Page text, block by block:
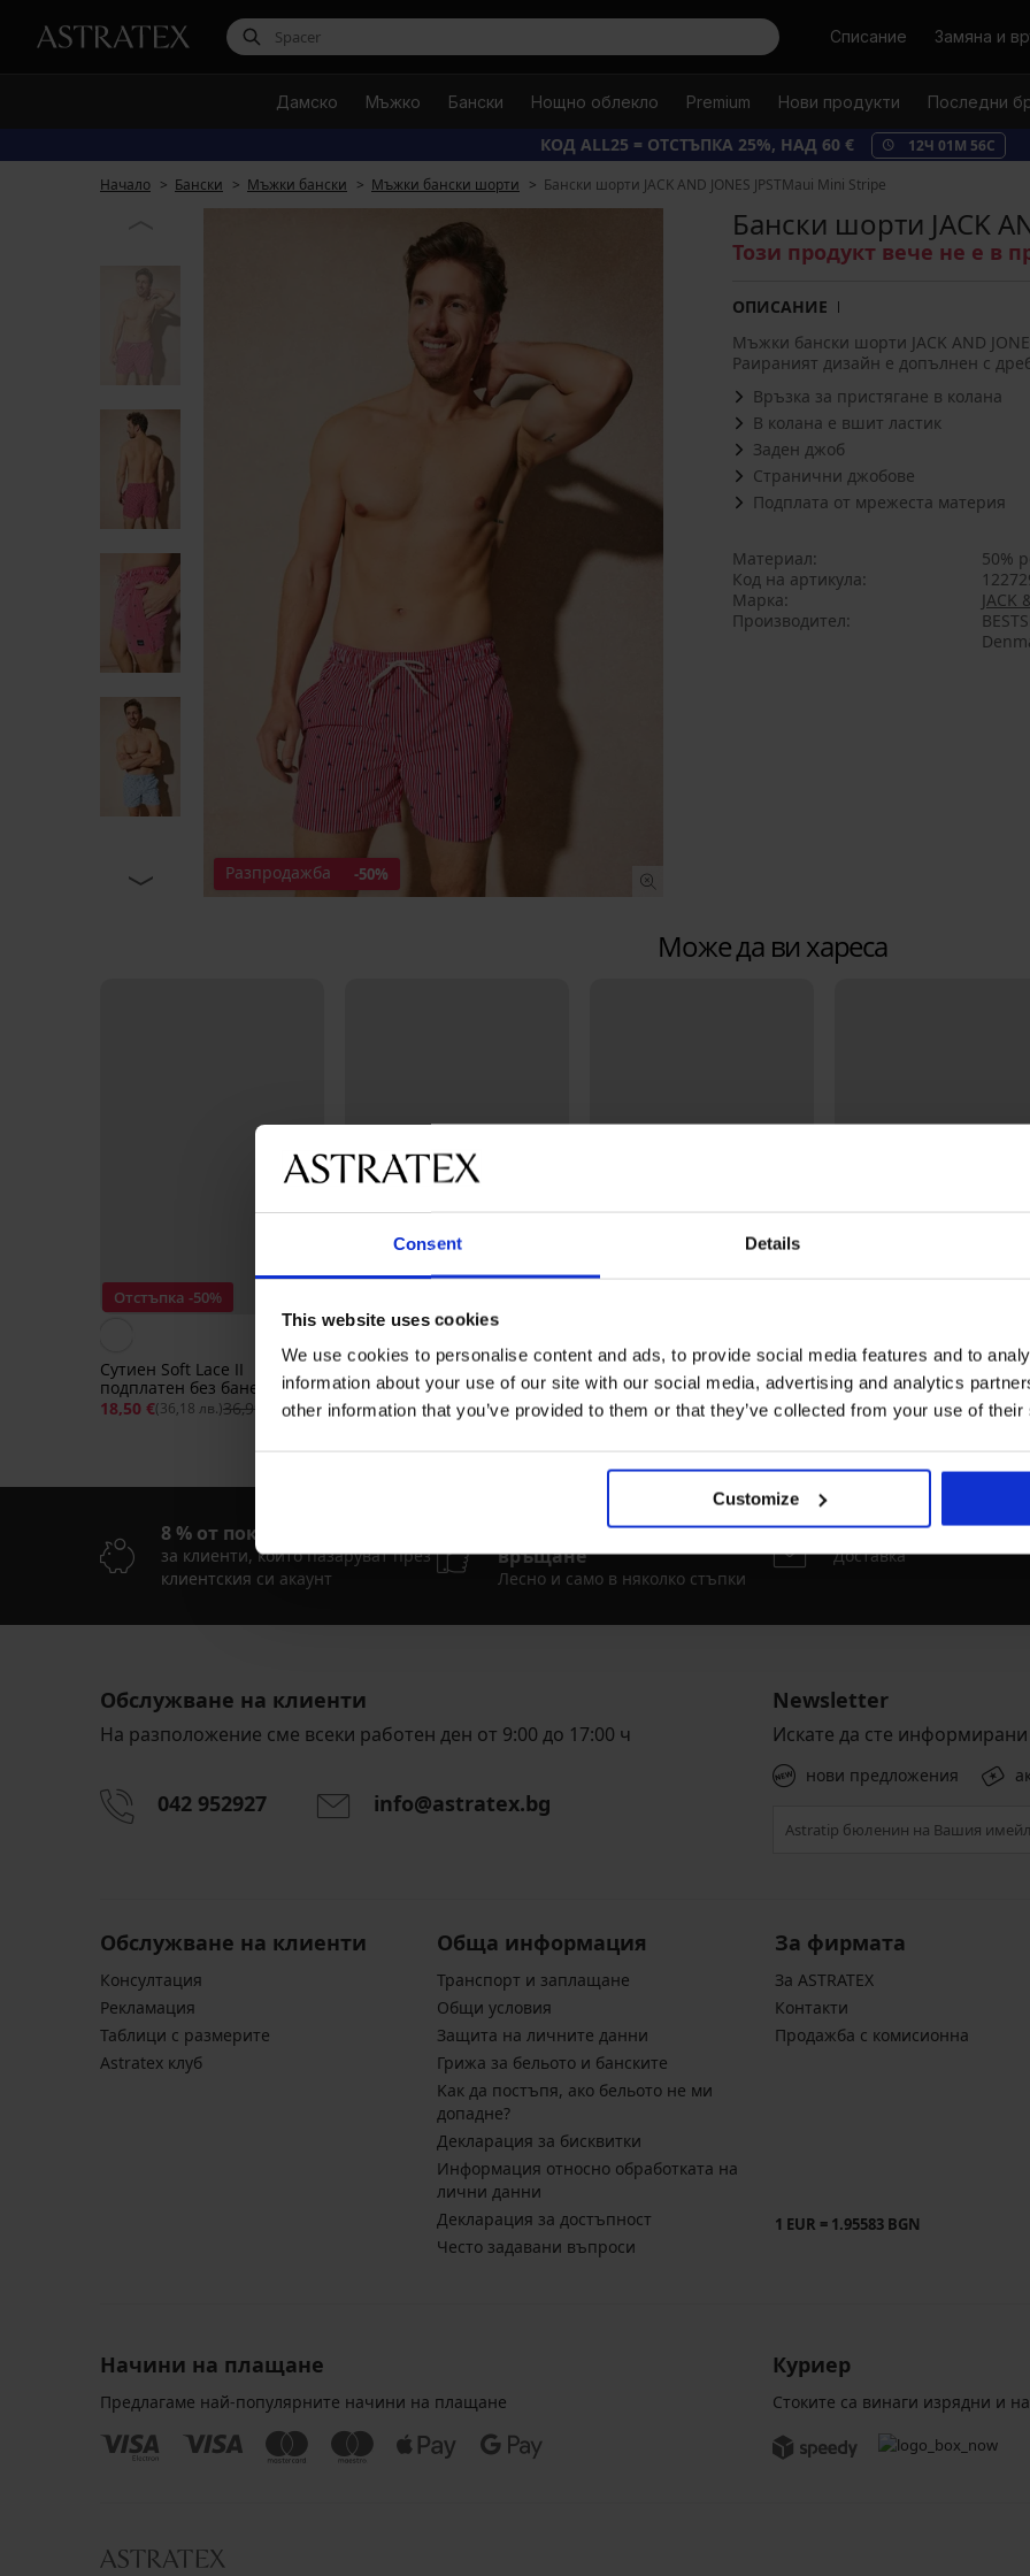
Consent Details
This website uses cookies
We use cookies to personalise content and ads, to provide social media features and to
information about your use of our site with our social media, advertising and analytics
other information that you’ve provided to them or that they’ve collected from your use of
Customize
ТърсиСписание Замяна и
Дамско Мъжко Бански Нощно облекло Premium Нови продукти Последни
КОД ALL25 = ОТСТЪПКА 25%, НАД 60 € 12Ч 01М 55С
Начало
Бански Мъжки бански Мъжки бански шорти Бански шорти JACK AND JONES JPSTMaui Mini Stripe
Разпродажба -50%
Бански шорти JACK
Този продукт вече не е в
ОПИСАНИЕ
Мъжки бански шорти JACK AND
Раираният дизайн е допълнен с
Връзка за пристягане в колана
В колана е вшит ластик
Заден джоб
Странични джобове
Подплата от мрежеста материя
Материал
50%
Код на артикула
Марка
JACK
Производител
Може да ви хареса
Отстъпка -50%
Сутиен Soft Lace II
подплатен без банели
18,50 €(36,18 лв.)36,99 €
Сутиен Spacer 3D Lady
Grace New
Сутиен Maia 4D изглаждащ
40,99 €(80,17 лв.)
Сутиен Violeta подплатен
изглаждащ
40,99 € (80,17 лв.)
8 % от покупката обратно
за клиенти, които пазаруват през
клиентския си акаунт
Безплатна замяна и
връщане
Лесно и само в няколко стъпки
Изгодна
Доставка
Обслужване на клиенти
На разположение сме всеки работен ден от 9:00 до 17:00 ч
042 952927 info@astratex.bg
Newsletter
Искате да сте
нови предложения
Обслужване на клиенти
Консултация
Pекламация
Таблици с размерите
Astratex клуб
Обща информация
Транспорт и заплащане
Общи условия
Защита на личните данни
Грижа за бельото и банските
Kак да постъпя, ако бельото не ми
допадне?
Декларация за бисквитки
Информация относно обработката на
лични данни
Декларация за достъпност
Често задавани въпроси
За фирмата
За ASTRATEX
Контакти
Продажба с комисионна
1 EUR = 1.95583 BGN
Начини на плащане
Предлагаме най-популярните начини на плащане
Куриер
Стоките са винаги изрядни и